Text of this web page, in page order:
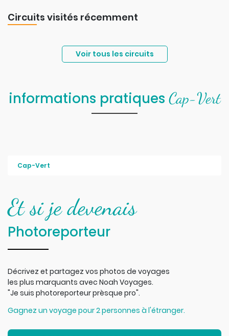
Circuits visités récemment
Voir tous les circuits
informations pratiques Cap-Vert
Cap-Vert
Et si je devenais
Photoreporteur
Décrivez et partagez vos photos de voyages
les plus marquants avec Noah Voyages.
"Je suis photoreporteur prèsque pro".
Gagnez un voyage pour 2 personnes à l'étranger.